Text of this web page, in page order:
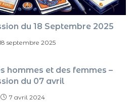
du 18 Septembre 2025
septembre 2025
hommes et des femmes –
du 07 avril
7 avril 2024